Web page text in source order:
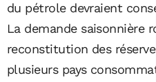
du pétrole devraient
La demande saisonnière
reconstitution des
plusieurs pays